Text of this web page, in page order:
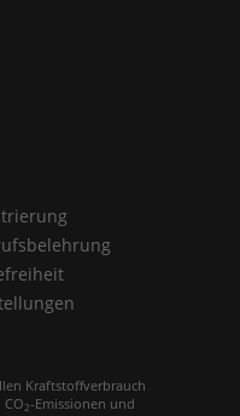
Kraftstoffverbrauch
2-Emissionen und